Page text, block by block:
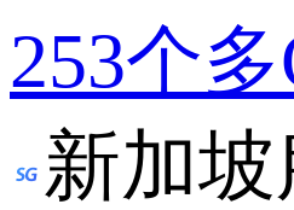
253个
新加